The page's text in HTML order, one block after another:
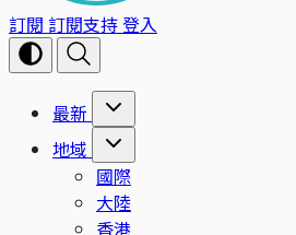
訂閱 訂閱支持登入
最新
地域
國際
大陸
香港